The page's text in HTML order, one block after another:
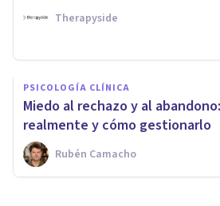
Therapyside
PSICOLOGÍA CLÍNICA
Miedo al rechazo y al
realmente y cómo gestionarlo
Rubén Camacho